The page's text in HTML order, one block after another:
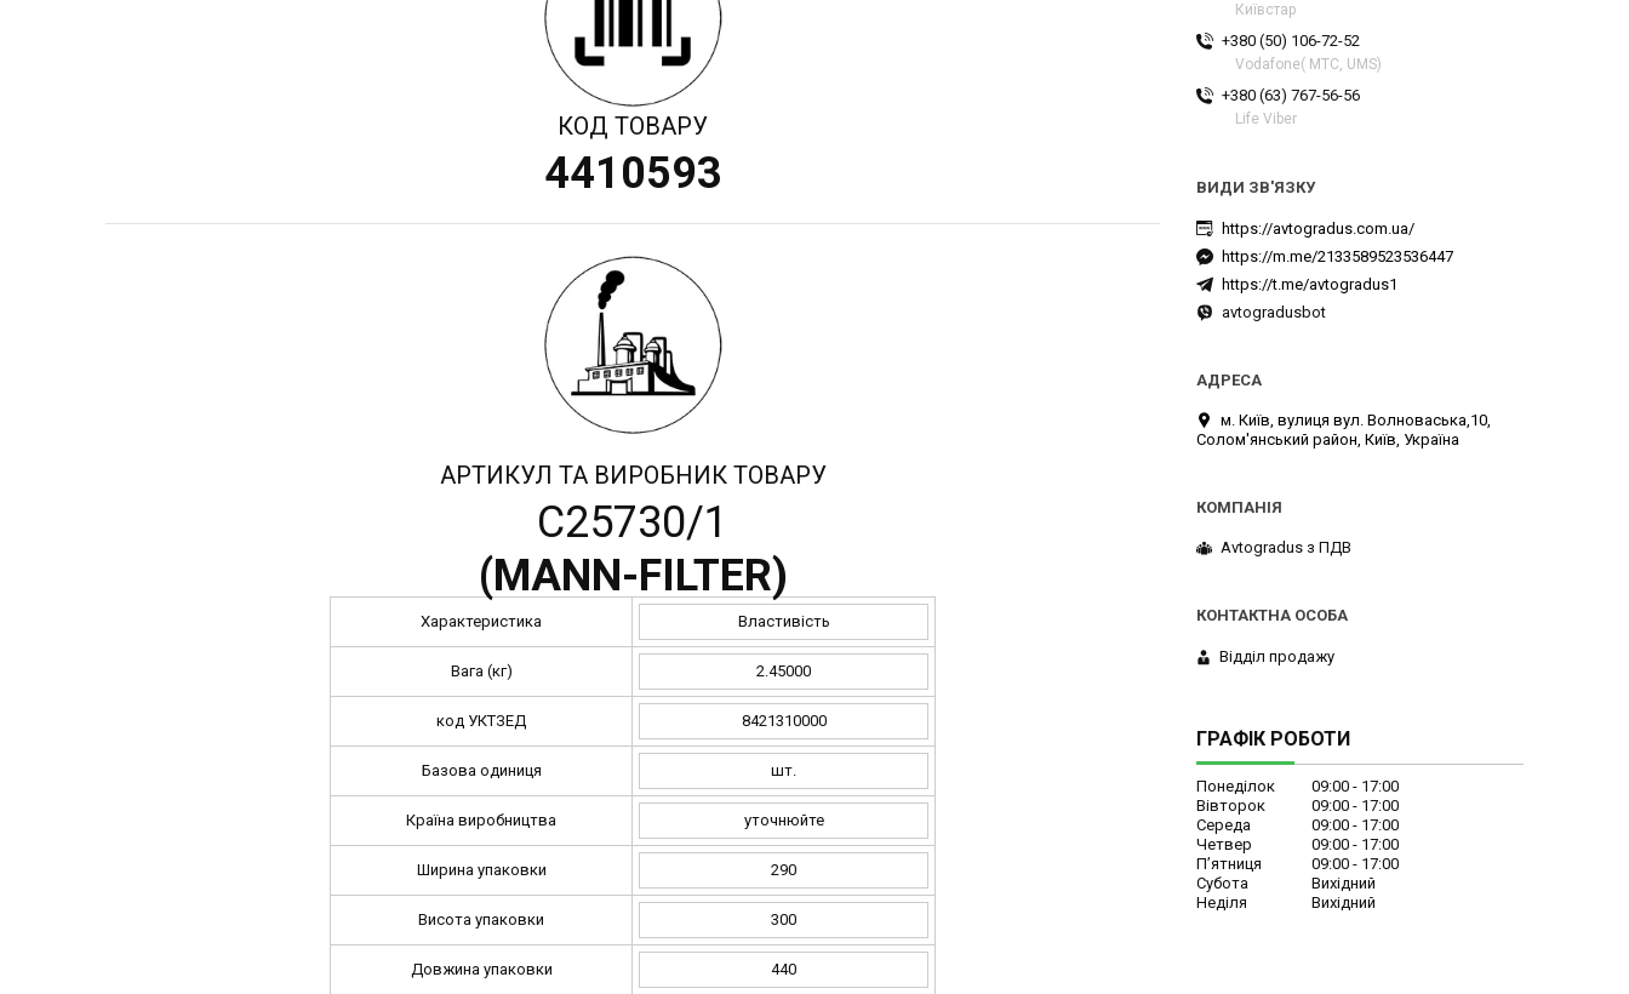
КОД ТОВАРУ
4410593
АРТИКУЛ ТА ВИРОБНИК ТОВАРУ
C25730/1
(MANN-FILTER)
Характеристика Властивість
Вага (кг) 2.45000
код УКТЗЕД 8421310000
Базова одиниця шт.
Країна виробництва уточнюйте
Ширина упаковки 290
Висота упаковки 300
Довжина упаковки 440
Київстар
+380 (50) 106-72-52
Vodafone( МТС, UMS)
+380 (63) 767-56-56
Life Viber
https://avtogradus.com.ua/
https://m.me/2133589523536447
https://t.me/avtogradus1
avtogradusbot
м. Київ, вулиця вул. Волноваська,10,
Солом'янський район, Київ, Україна
Avtogradus з ПДВ
Відділ продажу
ГРАФІК РОБОТИ
Понеділок 09:00
17:00
Вівторок
09:00
17:00
Середа
09:00
17:00
Четвер
09:00
17:00
Пʼятниця
09:00
17:00
Субота
Вихідний
Неділя
Вихідний